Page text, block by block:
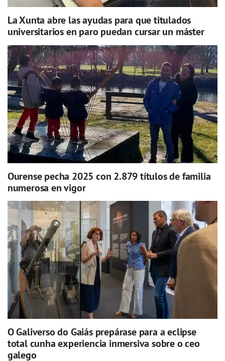
La Xunta abre las ayudas para que titulados
universitarios en paro puedan cursar un máster
Ourense pecha 2025 con 2.879 títulos de familia
numerosa en vigor
O Galiverso do Gaiás prepárase para a eclipse
total cunha experiencia inmersiva sobre o ceo
galego